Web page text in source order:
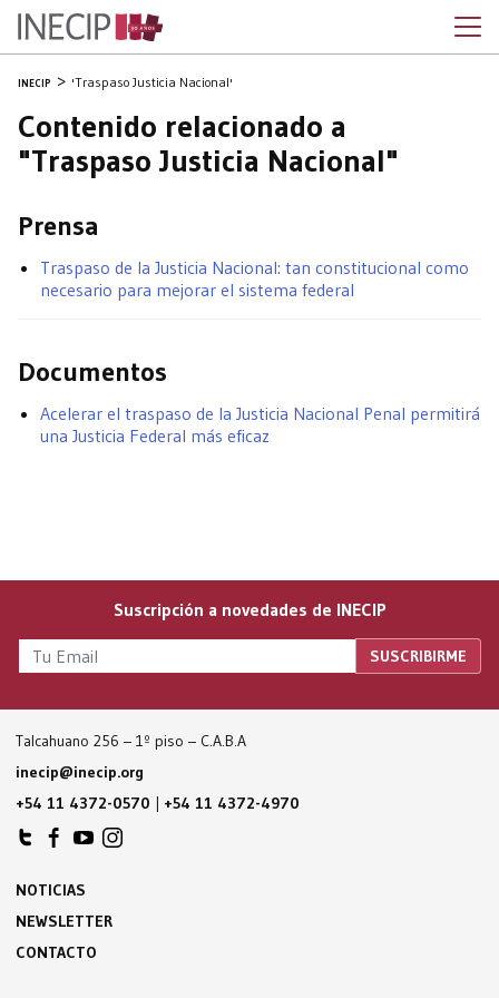
INECIP 'Traspaso Justicia Nacional'
Contenido relacionado a
"Traspaso Justicia Nacional"
Prensa
Traspaso de la Justicia Nacional: tan constitucional como
necesario para mejorar el sistema federal
Documentos
Acelerar el traspaso de la Justicia Nacional Penal permitirá
una Justicia Federal más eficaz
Suscripción a novedades de INECIP
Talcahuano 256 – 1º piso – C.A.B.A
inecip@inecip.org
+54 11 4372-0570 | +54 11 4372-4970
NOTICIAS
NEWSLETTER
CONTACTO